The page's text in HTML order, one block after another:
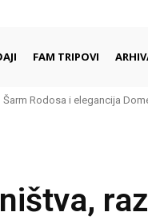
FAM TRIPOVI
od gužvi i turista
Rodosa i elegancija